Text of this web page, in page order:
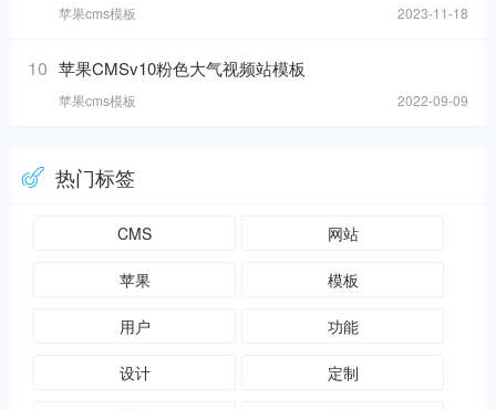
苹果cms模板 2023-11-18
10 苹果CMSv10粉色大气视频站模板
苹果cms模板 2022-09-09
热门标签
CMS 网站
苹果 模板
用户 功能
设计 定制